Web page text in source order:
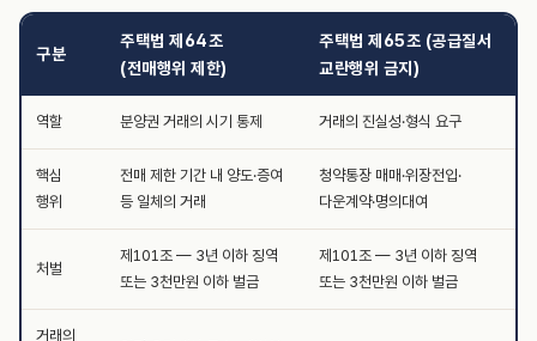
구분
주택법 제64조
(전매행위 제한)
주택법 제65조 (공급질서
교란행위 금지)
역할 분양권 거래의 시기 통제 거래의 진실성·형식 요구
핵심
행위
전매 제한 기간 내 양도·증여
등 일체의 거래
청약통장 매매·위장전입·
다운계약·명의대여
처벌
제101조 — 3년 이하 징역
또는 3천만원 이하 벌금
제101조 — 3년 이하 징역
또는 3천만원 이하 벌금
거래의